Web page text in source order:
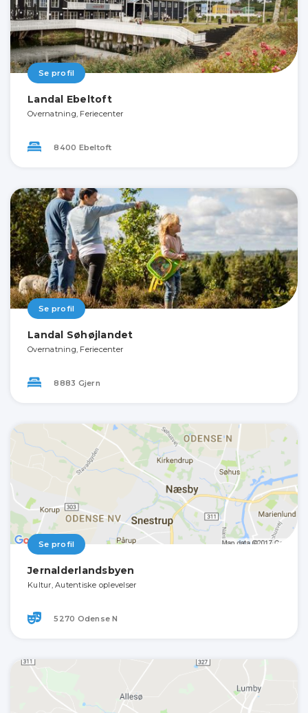
Se profil
Landal Ebeltoft
Overnatning, Feriecenter
8400 Ebeltoft
Se profil
Landal Søhøjlandet
Overnatning, Feriecenter
8883 Gjern
Se profil
Jernalderlandsbyen
Kultur, Autentiske oplevelser
5270 Odense N